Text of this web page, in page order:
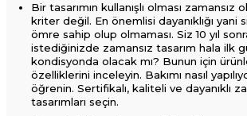
Bir tasarımın kullanışlı olması zamansız
kriter değil. En önemlisi dayanıklığı yani
ömre sahip olup olmaması. Siz 10 yıl
istediğinizde zamansız tasarım hala ilk
kondisyonda olacak mı? Bunun için
özelliklerini inceleyin. Bakımı nasıl
öğrenin. Sertifikalı, kaliteli ve dayanıklı
tasarımları seçin.